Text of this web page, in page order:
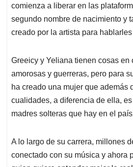
comienza a liberar en las
segundo nombre de nacimiento y
creado por la artista para
Greeicy y Yeliana tienen cosas en
amorosas y guerreras, pero para
ha creado una mujer que además
cualidades, a diferencia de ella,
madres solteras que hay en el
A lo largo de su carrera, millones
conectado con su música y ahora